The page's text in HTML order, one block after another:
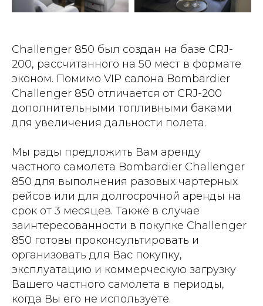
Challenger 850 был создан на базе CRJ-
200, рассчитанного на 50 мест в формате
эконом. Помимо VIP салона Bombardier
Challenger 850 отличается от CRJ-200
дополнительными топливными баками
для увеличения дальности полета.
Мы рады предложить Вам аренду
частного самолета Bombardier Challenger
850 для выполнения разовых чартерных
рейсов или для долгосрочной аренды на
срок от 3 месяцев. Также в случае
заинтересованности в покупке Challenger
850 готовы проконсультировать и
организовать для Вас покупку,
эксплуатацию и коммерческую загрузку
Вашего частного самолета в периоды,
когда Вы его не используете.